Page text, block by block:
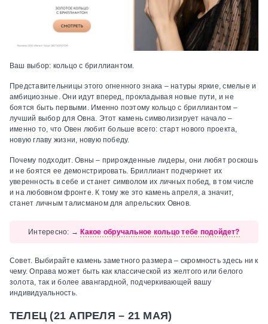
Ваш выбор: кольцо с бриллиантом.
Представительницы этого огненного знака – натуры яркие, смелые и
амбициозные. Они идут вперед, прокладывая новые пути, и не
боятся быть первыми. Именно поэтому кольцо с бриллиантом –
лучший выбор для Овна. Этот камень символизирует начало –
именно то, что Овен любит больше всего: старт нового проекта,
новую главу жизни, новую победу.
Почему подходит. Овны – прирожденные лидеры, они любят роскошь
и не боятся ее демонстрировать. Бриллиант подчеркнет их
уверенность в себе и станет символом их личных побед, в том числе
и на любовном фронте. К тому же это камень апреля, а значит,
станет личным талисманом для апрельских Овнов.
Интересно: →Какое обручальное кольцо тебе подойдет?
Совет. Выбирайте камень заметного размера – скромность здесь ни к
чему. Оправа может быть как классической из желтого или белого
золота, так и более авангардной, подчеркивающей вашу
индивидуальность.
ТЕЛЕЦ (21 АПРЕЛЯ – 21 МАЯ)